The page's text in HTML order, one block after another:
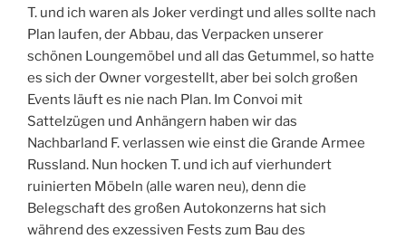
T. und ich waren als Joker verdingt und alles sollte nach
Plan laufen, der Abbau, das Verpacken unserer
schönen Loungemöbel und all das Getummel, so hatte
es sich der Owner vorgestellt, aber bei solch großen
Events läuft es nie nach Plan. Im Convoi mit
Sattelzügen und Anhängern haben wir das
Nachbarland F. verlassen wie einst die Grande Armee
Russland. Nun hocken T. und ich auf vierhundert
ruinierten Möbeln (alle waren neu), denn die
Belegschaft des großen Autokonzerns hat sich
während des exzessiven Fests zum Bau des